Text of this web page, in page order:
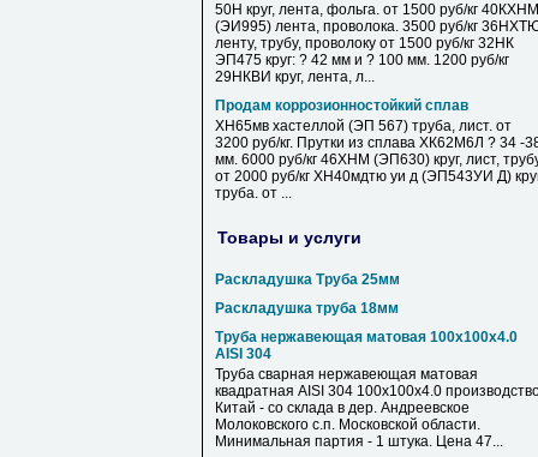
50Н круг, лента, фольга. от 1500 руб/кг 40КХНМ
(ЭИ995) лента, проволока. 3500 руб/кг
ленту, трубу, проволоку от 1500 руб/кг 32НК
ЭП475 круг: ? 42 мм и ? 100 мм. 1200 руб/кг
29НКВИ круг, лента, л...
Продам коррозионностойкий сплав
ХН65мв хастеллой (ЭП 567) труба, лист. от
3200 руб/кг. Прутки из сплава ХК62М6Л ? 34 -
мм. 6000 руб/кг 46ХНМ (ЭП630) круг, лист,
от 2000 руб/кг ХН40мдтю уи д (ЭП543УИ Д)
труба. от ...
Товары и услуги
Раскладушка Труба 25мм
Раскладушка труба 18мм
Труба нержавеющая матовая 100х100х4.0
AISI 304
Труба сварная нержавеющая матовая
квадратная AISI 304 100х100х4.0
Китай - со склада в дер. Андреевское
Молоковского с.п. Московской области.
Минимальная партия - 1 штука. Цена 47...